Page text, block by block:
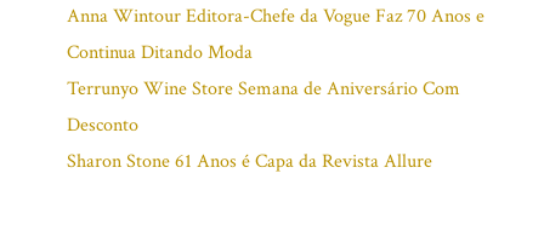
Anna Wintour Editora-Chefe da Vogue Faz 70 Anos e
Continua Ditando Moda
Terrunyo Wine Store Semana de Aniversário Com
Desconto
Sharon Stone 61 Anos é Capa da Revista Allure